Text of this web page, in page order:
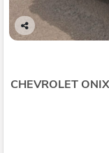
Co
CHEVROLET